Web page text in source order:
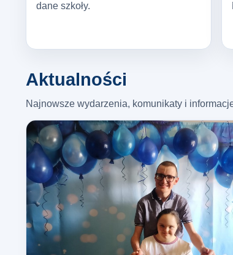
dane szkoły.
Aktualności
Najnowsze wydarzenia, komunikaty i